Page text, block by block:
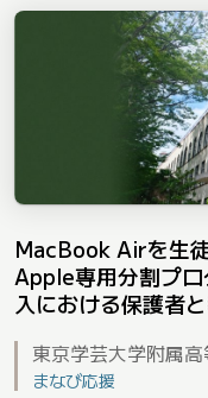
MacBook Airを生
Apple専用分割プ
入における保護者
東京学芸大学附属
まなび応援